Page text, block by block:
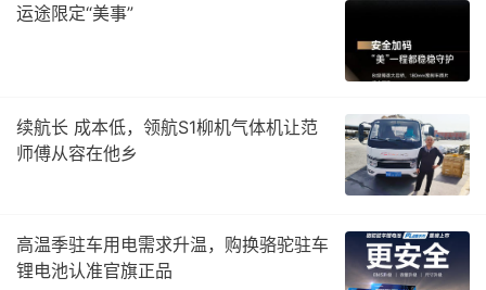
运途限定“美事”
续航长 成本低，领航S1柳机气体机让范
师傅从容在他乡
高温季驻车用电需求升温，购换骆驼驻车
锂电池认准官旗正品